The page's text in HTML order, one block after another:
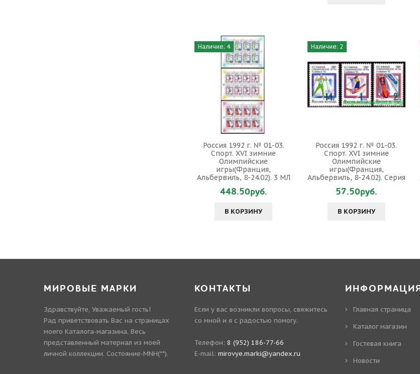
Наличие: 4
Россия 1992 г. № 01-03.
Спорт. XVI зимние
Олимпийские
игры(Франция,
Альбервиль, 8-24.02). 3 МЛ
448.50руб.
В КОРЗИНУ
Наличие: 2
Россия 1992 г. № 01-03.
Спорт. XVI зимние
Олимпийские
игры(Франция,
Альбервиль, 8-24.02). Серия
57.50руб.
В КОРЗИНУ
МИРОВЫЕ МАРКИ
Здравствуйте, Уважаемый гость!
Рад приветствовать Вас на страницах
моего Каталога-магазина. Весь
представленный материал из моей
личной коллекции. Состояние-MNH(**).
КОНТАКТЫ
Если у вас возникли вопросы, свяжитесь
со мной и я с радостью помогу.
Телефон: 8 (952) 186-77-66
E-mail: mirovye.marki@yandex.ru
Главная страница
Каталог магазин
Гостевая книга
Новости